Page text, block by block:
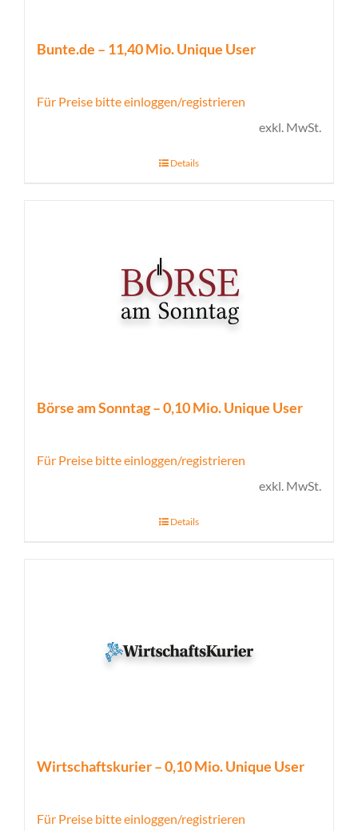
Bunte.de – 11,40 Mio. Unique User
Für Preise bitte einloggen/registrieren
exkl. MwSt.
Details
Börse am Sonntag – 0,10 Mio. Unique User
Für Preise bitte einloggen/registrieren
exkl. MwSt.
Details
Wirtschaftskurier – 0,10 Mio. Unique User
Für Preise bitte einloggen/registrieren